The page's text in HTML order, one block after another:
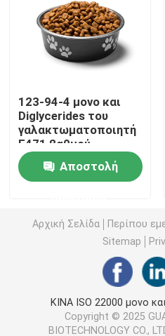
Ζητήστε ένα απόσπασμα
E471
Γαλακτωματοποιητής
Φυσικοί
Μονο και diglycerides
Monostearate γλυκερίνης
Γαλακτωματοποιητής
123-94-4 μονο και
Diglycerides του
γαλακτωματοποιητή
E471 βαθμού
τροφίμων λιπαρών
οξέων για τις
τροφές
Αποστολή
Αρχική Σελίδα Περίπου
Sitemap
ΚΙΝΑ ISO 22000 μονο
Copyright © 2025
BIOTECHNOLOGY CO.,